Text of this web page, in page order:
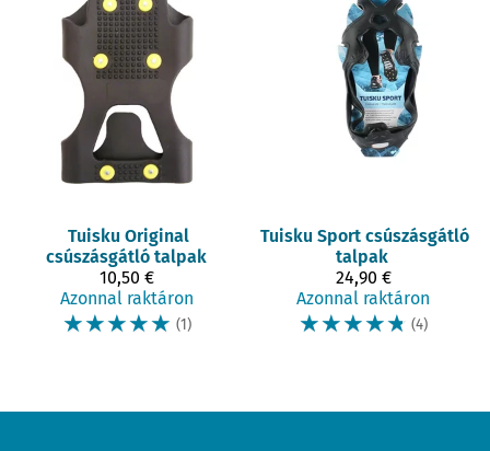
Tuisku Original
csúszásgátló talpak
10,50 €
Azonnal raktáron
☆☆☆☆☆ (1)
Tuisku Sport csúszásgátló
talpak
24,90 €
Azonnal raktáron
☆☆☆☆☆ (4)